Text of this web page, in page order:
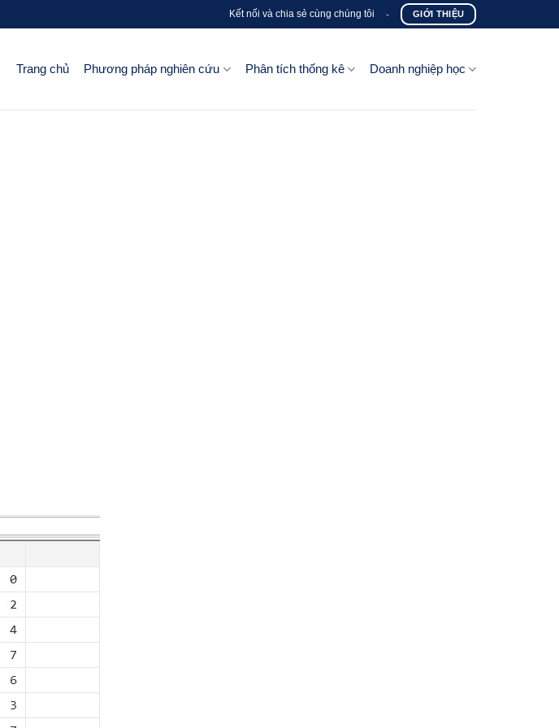
Kết nối và chia sẻ cùng chúng tôi - GIỚI THIỆU
Trang chủ Phương pháp nghiên cứu Phân tích thống kê Doanh nghiệp học